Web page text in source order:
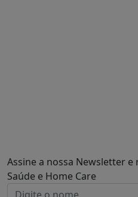
Assine a nossa Newsletter
Saúde e Home Care